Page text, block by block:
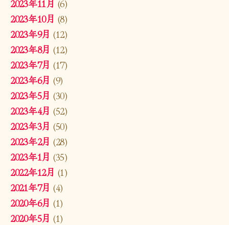
2023年11月 (6)
2023年10月 (8)
2023年9月 (12)
2023年8月 (12)
2023年7月 (17)
2023年6月 (9)
2023年5月 (30)
2023年4月 (52)
2023年3月 (50)
2023年2月 (28)
2023年1月 (35)
2022年12月 (1)
2021年7月 (4)
2020年6月 (1)
2020年5月 (1)